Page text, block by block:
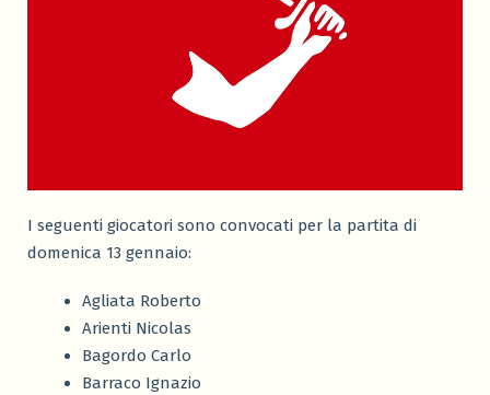
I seguenti giocatori sono convocati per la partita di
domenica 13 gennaio:
Agliata Roberto
Arienti Nicolas
Bagordo Carlo
Barraco Ignazio